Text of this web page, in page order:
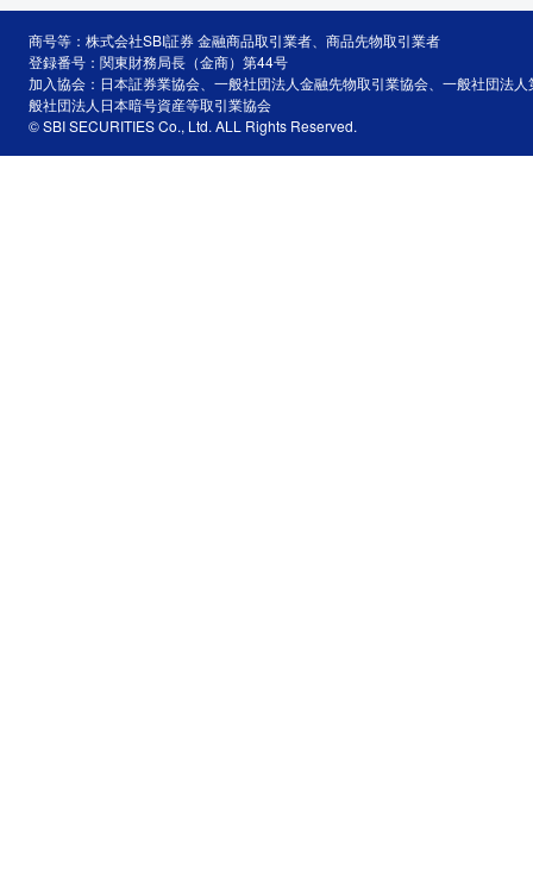
商号等：株式会社SBI証券 金融商品取引業者、商品先物取引業者
登録番号：関東財務局長（金商）第44号
加入協会：日本証券業協会、一般社団法人金融先物取引業協会、一般社団法
般社団法人日本暗号資産等取引業協会
© SBI SECURITIES Co., Ltd. ALL Rights Reserved.